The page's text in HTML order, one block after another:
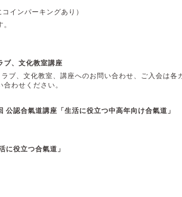
インパーキングあり）
ブ、文化教室講座
ブ、文化教室、講座へのお問い合わせ、ご入会は各
わせください。
認合氣道講座「生活に役立つ中高年向け合氣道」
に役立つ合氣道」